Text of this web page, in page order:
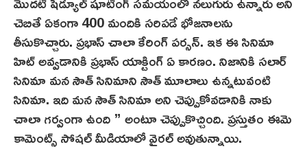
చెబితే ఏకంగా 400 మందికి సరిపడే భోజనాలను
తీసుకొచ్చారు. ప్రభాస్ చాలా కేరింగ్ పర్సన్. ఇక ఈ సినిమా
హిట్ అవ్వడానికి ప్రభాస్ యాక్టింగ్ ఏ కారణం. నిజానికి సలార్‌
సినిమా మన సౌత్ సినిమాని సౌత్ మూలాలు ఉన్నటువంటి
సినిమా. ఇది మన సౌత్ సినిమా అని చెప్పుకోవడానికి నాకు
చాలా గర్వంగా ఉంది ” అంటూ చెప్పుకొచ్చింది. ప్రస్తుతం ఈమె
కామెంట్స్ సోషల్ మీడియాలో వైరల్ అవుతున్నాయి.